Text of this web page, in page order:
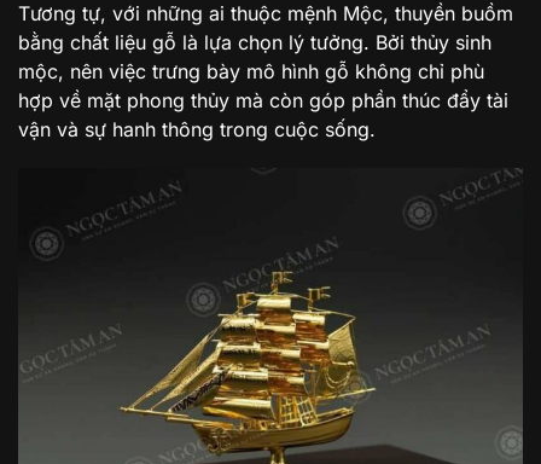
Tương tự, với những ai thuộc mệnh Mộc, thuyền buồm
bằng chất liệu gỗ là lựa chọn lý tưởng. Bởi thủy sinh
mộc, nên việc trưng bày mô hình gỗ không chỉ phù
hợp về mặt phong thủy mà còn góp phần thúc đẩy tài
vận và sự hanh thông trong cuộc sống.